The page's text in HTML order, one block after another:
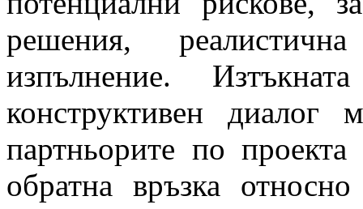
решения,
изпълнение.
конструктивен
партньорите по проекта
обратна връзка